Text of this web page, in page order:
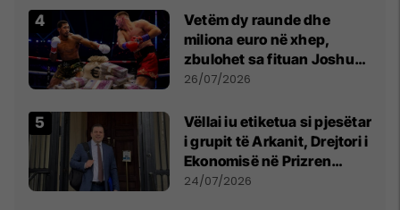
Vetëm dy raunde dhe
miliona euro në xhep,
zbulohet sa fituan Joshua
e Prenga
26/07/2026
Vëllai iu etiketua si pjesëtar
i grupit të Arkanit, Drejtori i
Ekonomisë në Prizren
mohon pretendimet
24/07/2026